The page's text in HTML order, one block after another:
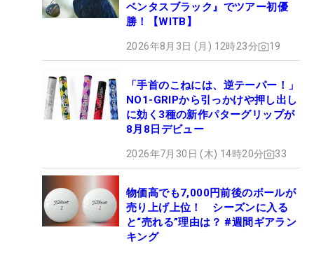
ベンタスブラック』でツアー初優
勝！【WITB】
2026年8月3日 (月) 12時23分 19
「手首のこねには、逆テーパー！」
NO1-GRIPから引っかけや押し出し
に効く3種の新作パターグリップが
8月8日デビュー
2026年7月30日 (木) 14時20分 33
物価高でも7,000円前後のボールが
売り上げ上位！ シーズンに入る
と“売れる”理由は？ #週間ギアラン
キング